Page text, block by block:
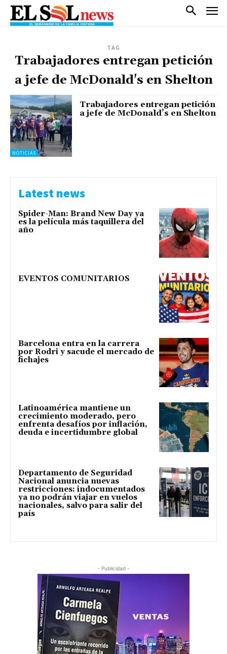
TAG
Trabajadores entregan petición
a jefe de McDonald's en Shelton
NOTICIAS
Trabajadores entregan petición
a jefe de McDonald’s en Shelton
Latest news
Spider-Man: Brand New Day ya
es la película más taquillera del
año
EVENTOS COMUNITARIOS
Barcelona entra en la carrera
por Rodri y sacude el mercado de
fichajes
Latinoamérica mantiene un
crecimiento moderado, pero
enfrenta desafíos por inflación,
deuda e incertidumbre global
Departamento de Seguridad
Nacional anuncia nuevas
restricciones: indocumentados
ya no podrán viajar en vuelos
nacionales, salvo para salir del
país
- Publicidad -